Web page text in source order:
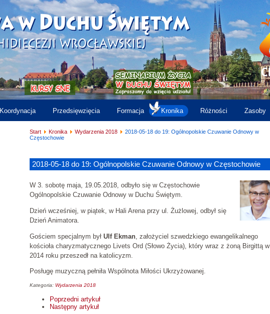
Koordynacja Przedsięwzięcia Formacja Kronika Różności Zasoby
Start Kronika Wydarzenia 2018
2018-05-18 do 19: Ogólnopolskie Czuwanie Odnowy w
Częstochowie
2018-05-18 do 19: Ogólnopolskie Czuwanie Odnowy w Częstochowie
W 3. sobotę maja, 19.05.2018, odbyło się w Częstochowie
Ogólnopolskie Czuwanie Odnowy w Duchu Świętym.
Dzień wcześniej, w piątek, w Hali Arena przy ul. Żużlowej, odbył się
Dzień Animatora.
Gościem specjalnym był Ulf Ekman , założyciel szwedzkiego ewangelikalnego
kościoła charyzmatycznego Livets Ord (Słowo Życia), który wraz z żoną Birgittą w
2014 roku przeszedł na katolicyzm.
Posługę muzyczną pełniła Wspólnota Miłości Ukrzyżowanej.
Kategoria: Wydarzenia 2018
Poprzedni artykuł
Następny artykuł